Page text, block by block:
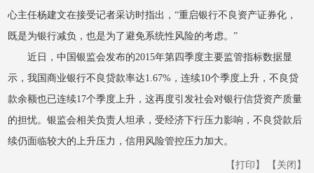
心主任杨建文在接受记者采访时指出，“重启银行不良资产证券化，
既是为银行减负，也是为了避免系统性风险的考虑。”
近日，中国银监会发布的2015年第四季度主要监管指标数据显
示，我国商业银行不良贷款率达1.67%，连续10个季度上升，不良贷
款余额也已连续17个季度上升，这再度引发社会对银行信贷资产质量
的担忧。银监会相关负责人坦承，受经济下行压力影响，不良贷款后
续仍面临较大的上升压力，信用风险管控压力加大。
【打印】 【关闭】